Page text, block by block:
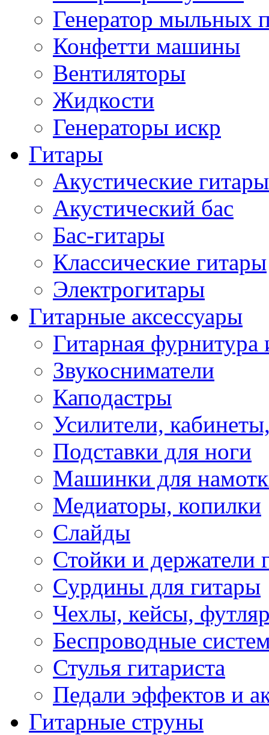
Генератор мыльных
Конфетти машины
Вентиляторы
Жидкости
Генераторы искр
Гитары
Акустические гитары
Акустический бас
Бас-гитары
Классические гитары
Электрогитары
Гитарные аксессуары
Гитарная фурнитура
Звукосниматели
Каподастры
Усилители,
Подставки для ноги
Машинки для
Медиаторы, копилки
Слайды
Стойки и держатели
Сурдины для гитары
Чехлы, кейсы,
Беспроводные
Стулья гитариста
Педали эффектов и
Гитарные струны